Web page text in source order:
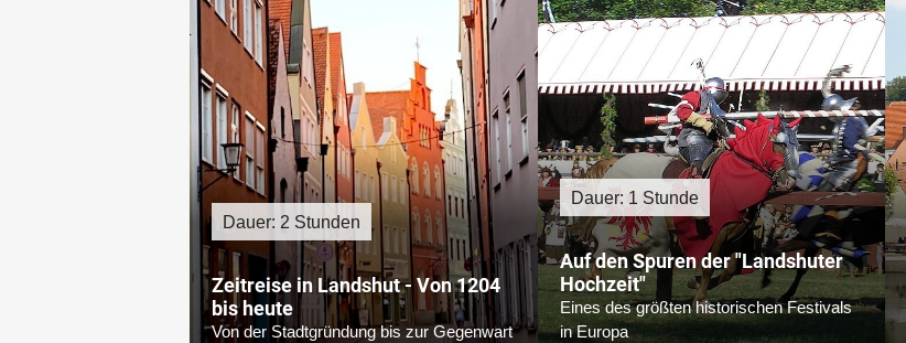
Dauer: 2 Stunden
Zeitreise in Landshut - Von 1204
bis heute
Von der Stadtgründung bis zur Gegenwart
Dauer: 1 Stunde
Auf den Spuren der "Landshuter
Hochzeit"
Eines des größten historischen Festivals
in Europa